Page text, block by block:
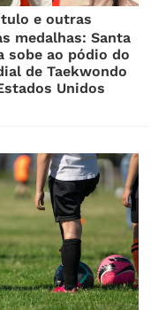
e outras
medalhas: Santa
sobe ao pódio do
de Taekwondo
Unidos